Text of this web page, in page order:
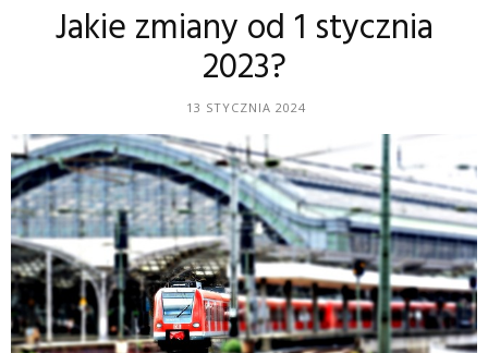
Jakie zmiany od 1 stycznia
2023?
13 STYCZNIA 2024